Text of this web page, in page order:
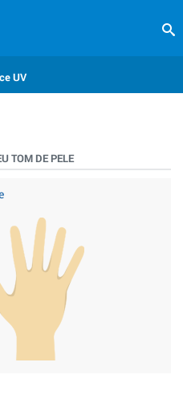
UV
TOM DE PELE